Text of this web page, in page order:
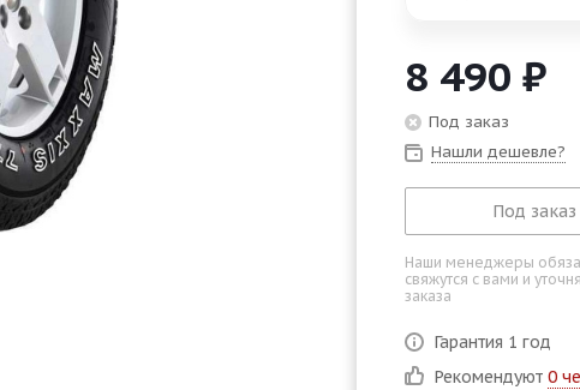
8 490 ₽
Под заказ
Нашли дешевле?
Под заказ
Наши менеджеры
свяжутся с вами и
заказа
Гарантия 1 год
Рекомендуют 0